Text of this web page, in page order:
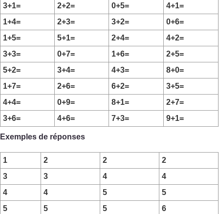
3+1= 2+2= 0+5=
4+1=
1+4=
2+3= 3+2=
0+6=
1+5=
5+1= 2+4=
4+2=
3+3=
0+7= 1+6=
2+5=
5+2=
3+4= 4+3=
8+0=
1+7=
2+6= 6+2=
3+5=
4+4=
0+9= 8+1=
2+7=
3+6=
4+6= 7+3= 9+1=
Exemples de réponses
1 2 2
2
3
3 4
4
4
4 5
5
5
5 5
6